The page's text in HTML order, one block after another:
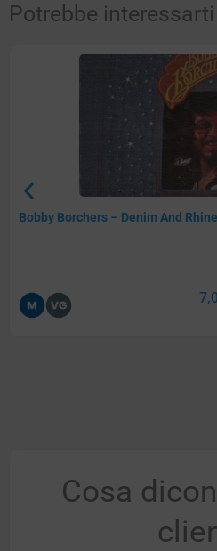
Potrebbe
Bobby Borchers – Denim And
Cosa